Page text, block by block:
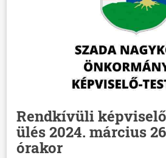
Rendkívüli
ülés 2024. március
órakor